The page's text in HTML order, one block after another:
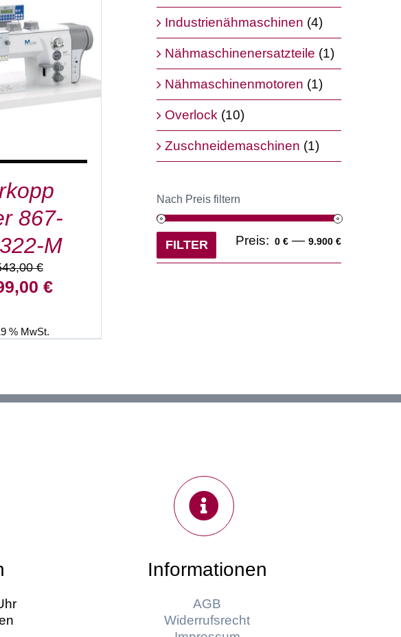
/
867-
M
€
€
€Aktueller
% MwSt.
Industrienähmaschinen (4)
Nähmaschinenersatzteile (1)
Nähmaschinenmotoren (1)
Overlock (10)
Zuschneidemaschinen (1)
Nach Preis filtern
Min.
Max.
FILTER Preis: 0 € — 9.900 €
Informationen
AGB
Widerrufsrecht